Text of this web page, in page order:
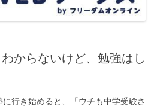
からないけど、勉強はし
行き始めると、「ウチも中学受験さ